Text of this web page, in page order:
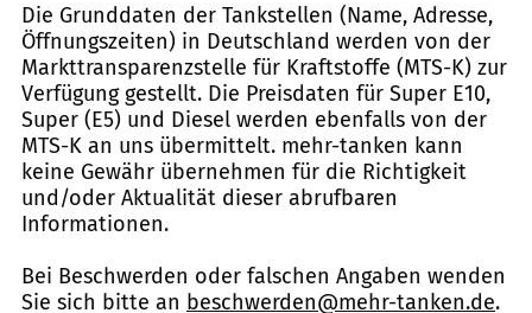
Die Grunddaten der Tankstellen (Name, Adresse,
Öffnungszeiten) in Deutschland werden von der
Markttransparenzstelle für Kraftstoffe (MTS-K) zur
Verfügung gestellt. Die Preisdaten für Super E10,
Super (E5) und Diesel werden ebenfalls von der
MTS-K an uns übermittelt. mehr-tanken kann
keine Gewähr übernehmen für die Richtigkeit
und/oder Aktualität dieser abrufbaren
Informationen.
Bei Beschwerden oder falschen Angaben wenden
Sie sich bitte an beschwerden@mehr-tanken.de.